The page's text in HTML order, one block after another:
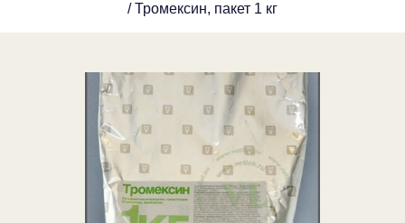
/ Тромексин, пакет 1 кг